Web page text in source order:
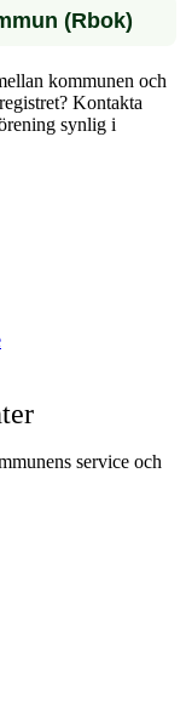
(Rbok)
kommunen och
Kontakta
synlig i
service och